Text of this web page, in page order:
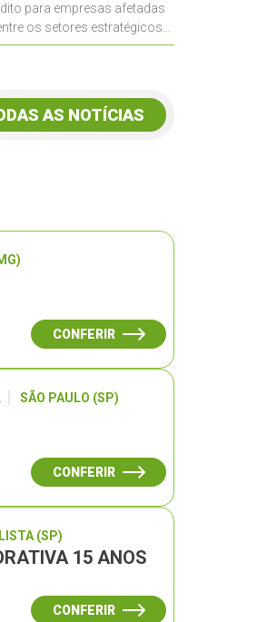
para empresas afetadas
os setores estratégicos
AS NOTÍCIAS
CONFERIR
SÃO PAULO (SP)
CONFERIR
(SP)
15 ANOS
CONFERIR